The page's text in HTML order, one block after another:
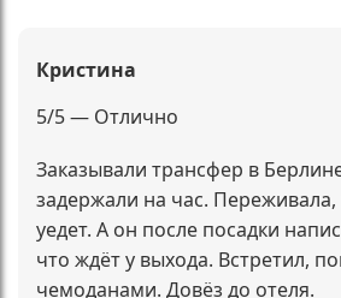
Кристина
5/5 — Отлично
Заказывали трансфер в
задержали на час. Переживала,
уедет. А он после посадки
что ждёт у выхода. Встретил,
чемоданами. Довёз до отеля.